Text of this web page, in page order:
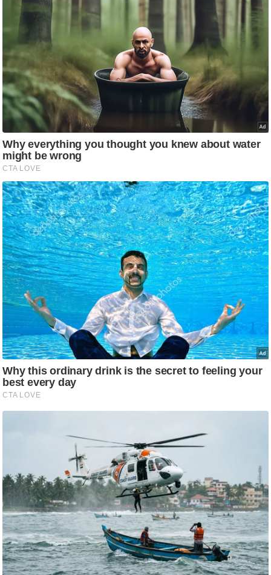
आ
र
.
आ
ई
चा
य
र
स
मी
क्षा
ध
र्म
ज्यो
ति
ष
प्र
भु
म
हि
ल
व्र
त
त्यो
हा
र